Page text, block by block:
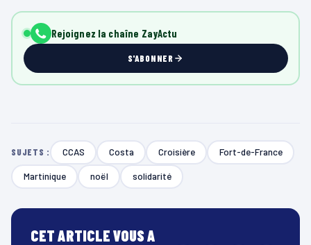
Rejoignez la chaîne ZayActu
S'ABONNER
SUJETS : CCAS Costa Croisière Fort-de-France
Martinique noël solidarité
CET ARTICLE VOUS A